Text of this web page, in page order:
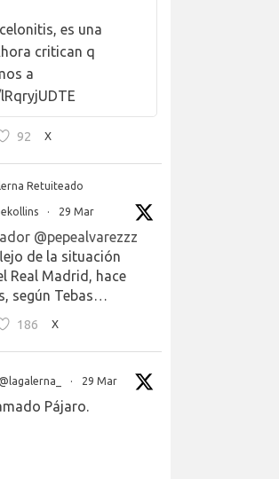
es una
critican q
a
92 X
Retuiteado
· 29 Mar
@pepealvarezzz
de la situación
Real Madrid, hace
según Tebas…
186 X
· 29 Mar
Pájaro.